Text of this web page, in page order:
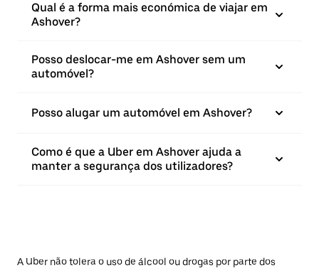
Qual é a forma mais económica de viajar em
Ashover?
Posso deslocar-me em Ashover sem um
automóvel?
Posso alugar um automóvel em Ashover?
Como é que a Uber em Ashover ajuda a
manter a segurança dos utilizadores?
A Uber não tolera o uso de álcool ou drogas por parte dos